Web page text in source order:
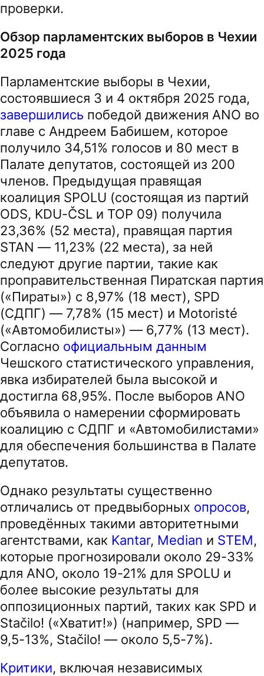
проверки.
Обзор парламентских выборов в Чехии
2025 года
Парламентские выборы в Чехии,
состоявшиеся 3 и 4 октября 2025 года,
завершились победой движения ANO во
главе с Андреем Бабишем, которое
получило 34,51% голосов и 80 мест в
Палате депутатов, состоящей из 200
членов. Предыдущая правящая
коалиция SPOLU (состоящая из партий
ODS, KDU-ČSL и TOP 09) получила
23,36% (52 места), правящая партия
STAN — 11,23% (22 места), за ней
следуют другие партии, такие как
проправительственная Пиратская партия
(«Пираты») с 8,97% (18 мест), SPD
(СДПГ) — 7,78% (15 мест) и Motoristé
(«Автомобилисты») — 6,77% (13 мест).
Согласно официальным данным
Чешского статистического управления,
явка избирателей была высокой и
достигла 68,95%. После выборов ANO
объявила о намерении сформировать
коалицию с СДПГ и «Автомобилистами»
для обеспечения большинства в Палате
депутатов.
Однако результаты существенно
отличались от предвыборных опросов,
проведённых такими авторитетными
агентствами, как Kantar, Median и STEM,
которые прогнозировали около 29-33%
для ANO, около 19-21% для SPOLU и
более высокие результаты для
оппозиционных партий, таких как SPD и
Stačilo! («Хватит!») (например, SPD —
9,5-13%, Stačilo! — около 5,5-7%).
Критики, включая независимых